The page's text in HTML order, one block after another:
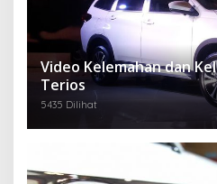
Video Kelemahan dan
Terios
5435 Dilihat